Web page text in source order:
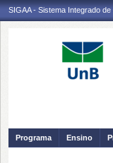
SIGAA - Sistema Integrado
Programa
Ensino